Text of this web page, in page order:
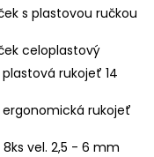
s plastovou ručkou
celoplastový
rukojeť 14
ergonomická rukojeť
vel. 2,5 - 6 mm